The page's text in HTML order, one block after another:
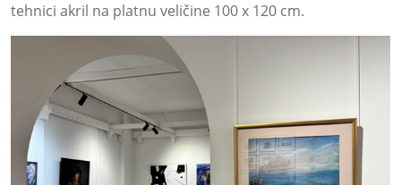
tehnici akril na platnu veličine 100 x 120 cm.